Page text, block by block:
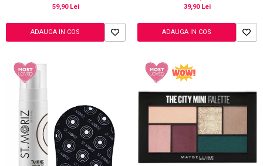
59,90 Lei
ADAUGA IN COS
39,90 Lei
ADAUGA IN COS